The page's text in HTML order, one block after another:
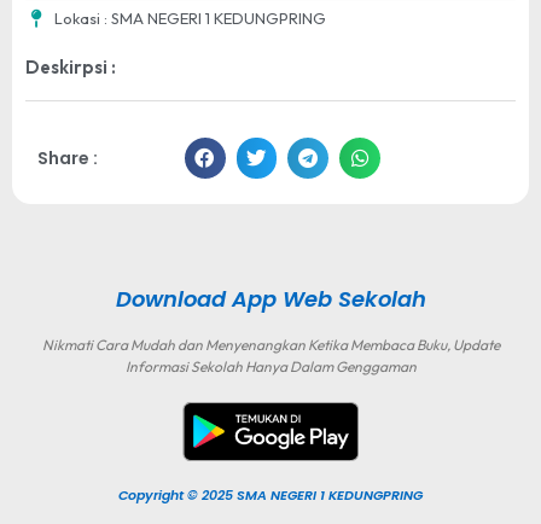
Lokasi : SMA NEGERI 1 KEDUNGPRING
Deskirpsi :
Share :
Download App Web Sekolah
Nikmati Cara Mudah dan Menyenangkan Ketika Membaca Buku, Update
Informasi Sekolah Hanya Dalam Genggaman
Copyright © 2025 SMA NEGERI 1 KEDUNGPRING